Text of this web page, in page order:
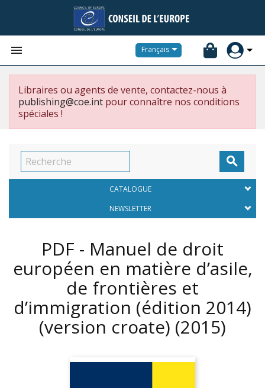
 Français
Libraires ou agents de vente, contactez-nous à
publishing@coe.int pour connaître nos conditions
spéciales !

CATALOGUE
NEWSLETTER
PDF - Manuel de droit
européen en matière d’asile,
de frontières et
d’immigration (édition 2014)
(version croate) (2015)